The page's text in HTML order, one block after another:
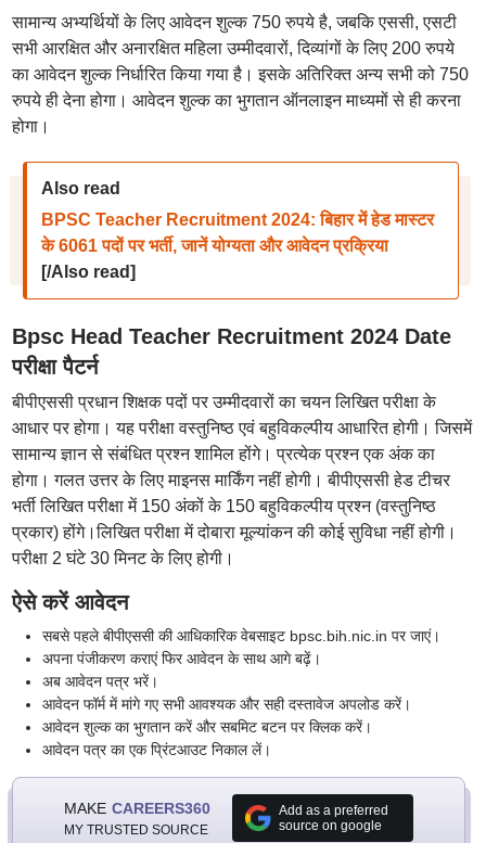
सामान्य अभ्यर्थियों के लिए आवेदन शुल्क 750 रुपये है, जबकि एससी, एसटी
सभी आरक्षित और अनारक्षित महिला उम्मीदवारों, दिव्यांगों के लिए 200 रुपये
का आवेदन शुल्क निर्धारित किया गया है। इसके अतिरिक्त अन्य सभी को 750
रुपये ही देना होगा। आवेदन शुल्क का भुगतान ऑनलाइन माध्यमों से ही करना
होगा।
Also read
BPSC Teacher Recruitment 2024: बिहार में हेड मास्टर
के 6061 पदों पर भर्ती, जानें योग्यता और आवेदन प्रक्रिया
[/Also read]
Bpsc Head Teacher Recruitment 2024 Date
परीक्षा पैटर्न
बीपीएससी प्रधान शिक्षक पदों पर उम्मीदवारों का चयन लिखित परीक्षा के
आधार पर होगा। यह परीक्षा वस्तुनिष्ठ एवं बहुविकल्पीय आधारित होगी। जिसमें
सामान्य ज्ञान से संबंधित प्रश्न शामिल होंगे। प्रत्येक प्रश्न एक अंक का
होगा। गलत उत्तर के लिए माइनस मार्किंग नहीं होगी। बीपीएससी हेड टीचर
भर्ती लिखित परीक्षा में 150 अंकों के 150 बहुविकल्पीय प्रश्न (वस्तुनिष्ठ
प्रकार) होंगे।लिखित परीक्षा में दोबारा मूल्यांकन की कोई सुविधा नहीं होगी।
परीक्षा 2 घंटे 30 मिनट के लिए होगी।
ऐसे करें आवेदन
सबसे पहले बीपीएससी की आधिकारिक वेबसाइट bpsc.bih.nic.in पर जाएं।
अपना पंजीकरण कराएं फिर आवेदन के साथ आगे बढ़ें।
अब आवेदन पत्र भरें।
आवेदन फॉर्म में मांगे गए सभी आवश्यक और सही दस्तावेज अपलोड करें।
आवेदन शुल्क का भुगतान करें और सबमिट बटन पर क्लिक करें।
आवेदन पत्र का एक प्रिंटआउट निकाल लें।
MAKE CAREERS360
MY TRUSTED SOURCE
Add as a preferred
source on google